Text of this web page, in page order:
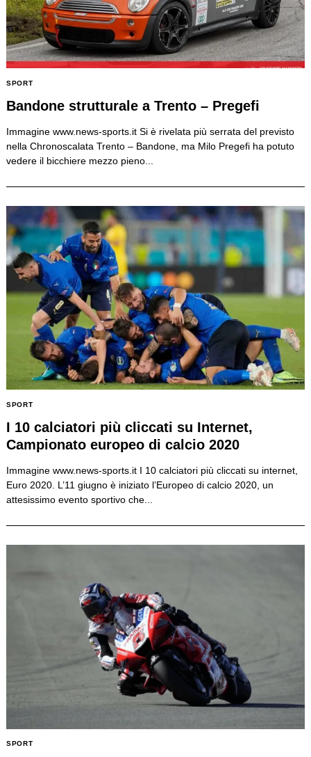
SPORT
Bandone strutturale a Trento – Pregefi
Immagine www.news-sports.it Si è rivelata più serrata del previsto
nella Chronoscalata Trento – Bandone, ma Milo Pregefi ha potuto
vedere il bicchiere mezzo pieno...
SPORT
I 10 calciatori più cliccati su Internet,
Campionato europeo di calcio 2020
Immagine www.news-sports.it I 10 calciatori più cliccati su internet,
Euro 2020. L’11 giugno è iniziato l’Europeo di calcio 2020, un
attesissimo evento sportivo che...
SPORT